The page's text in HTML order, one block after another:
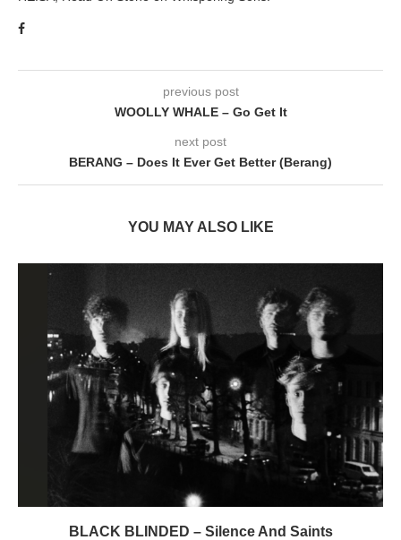
previous post
WOOLLY WHALE – Go Get It
next post
BERANG – Does It Ever Get Better (Berang)
YOU MAY ALSO LIKE
BLACK BLINDED – Silence And Saints